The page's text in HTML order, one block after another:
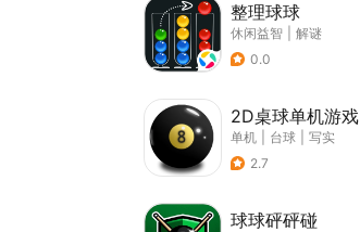
整理球球
休闲益智
解谜
0.0
2D桌球单机游戏
单机 台球
写实
2.7
球球砰砰碰